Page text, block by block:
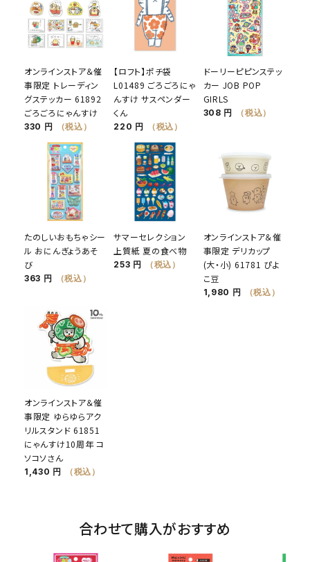
オンラインストア＆催
事限定 トレーディン
グステッカー 61892
ごろごろにゃんすけ
330 円 （税込）
【ロフト】ポチ袋
L01489 ごろごろにゃ
んすけ サスペンダー
くん
220 円 （税込）
ドーリーピピンステッ
カー JOB POP
GIRLS
308 円 （税込）
たのしいおもちゃシー
ル おにんぎょうあそ
び
363 円 （税込）
サマーセレクション
上質紙 夏の食べ物
253 円 （税込）
オンラインストア＆催
事限定 デリカップ
(大・小) 61781 ぴよ
こ豆
1,980 円 （税込）
オンラインストア＆催
事限定 ゆらゆらアク
リルスタンド 61851
にゃんすけ10周年 コ
ソコソさん
1,430 円 （税込）
合わせて購入がおすすめ